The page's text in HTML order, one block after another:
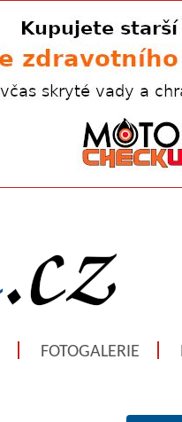
FOTOGALERIE